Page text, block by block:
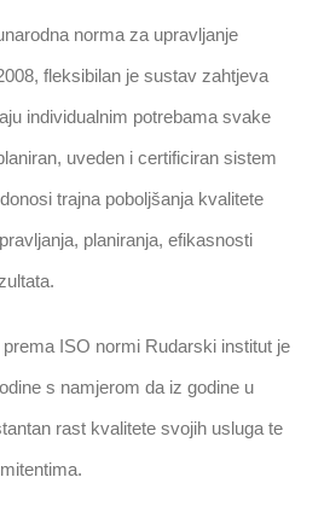
norma za upravljanje
fleksibilan je sustav zahtjeva
individualnim potrebama svake
uveden i certificiran sistem
trajna poboljšanja kvalitete
planiranja, efikasnosti
ISO normi Rudarski institut je
s namjerom da iz godine u
rast kvalitete svojih usluga te